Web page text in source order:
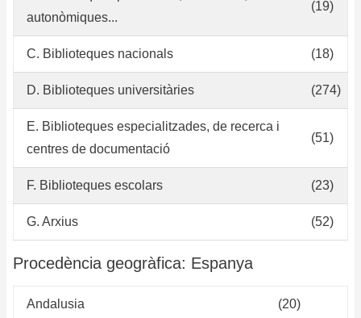
autonòmiques...
(19)
C. Biblioteques nacionals (18)
D. Biblioteques universitàries (274)
E. Biblioteques especialitzades, de recerca i
centres de documentació
(51)
F. Biblioteques escolars (23)
G. Arxius (52)
Procedència geogràfica: Espanya
Andalusia (20)